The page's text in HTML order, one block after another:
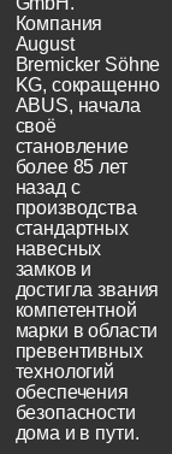
Компания
August
Bremicker Söhne
KG, сокращенно
ABUS, начала
своё
становление
более 85 лет
назад с
производства
стандартных
навесных
замков и
достигла звания
компетентной
марки в области
превентивных
технологий
обеспечения
безопасности
дома и в пути.